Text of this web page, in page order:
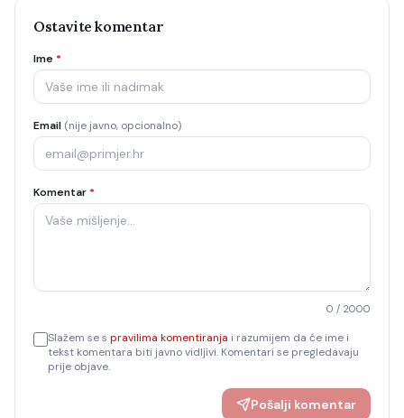
Ostavite komentar
Ime *
Email (nije javno, opcionalno)
Komentar *
0 / 2000
Slažem se s pravilima komentiranja i razumijem da će ime i
tekst komentara biti javno vidljivi. Komentari se pregledavaju
prije objave.
Pošalji komentar